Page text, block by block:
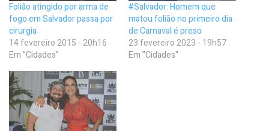
Folião atingido por arma de
fogo em Salvador passa por
cirurgia
14 fevereiro 2015 - 20h16
Em "Cidades"
#Salvador: Homem que
matou folião no primeiro dia
de Carnaval é preso
23 fevereiro 2023 - 19h57
Em "Cidades"